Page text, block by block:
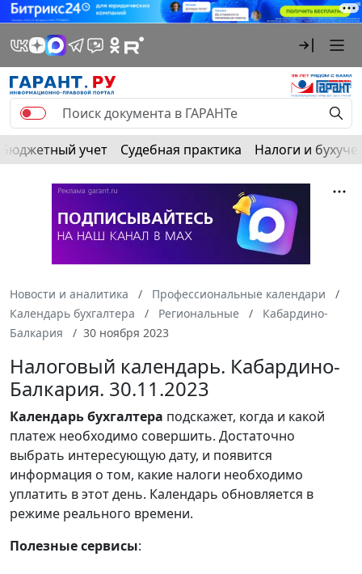
Бюджетный учет Судебная практика Налоги и
Новости и аналитика
Профессиональные календари
Календарь бухгалтера
Региональные
Кабардино-
Балкария
30 ноября 2023
Налоговый календарь. Кабардино-
Балкария. 30.11.2023
Календарьбухгалтера подскажет, когда и какой
платеж необходимо совершить. Достаточно
выбрать интересующую дату, и появится
информация о том, какие налоги необходимо
уплатить в этот день. Календарь обновляется в
режиме реального времени.
Полезные сервисы: